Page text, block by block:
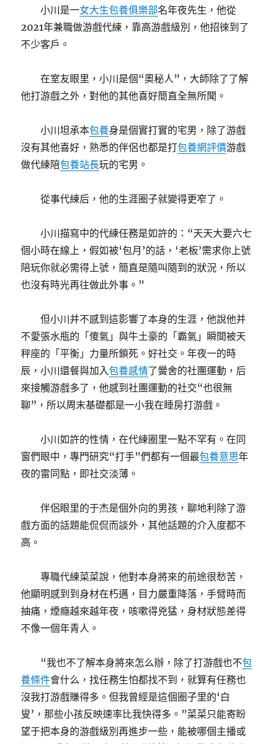
小川是一女大生包養俱樂部名年夜先生，他從
2021年兼職做游戲代練，靠高游戲級別，他招徠到了
不少客戶。
在室友眼里，小川是個“奧秘人”，大師除了了解
他打游戲之外，對他的其他喜好簡直全無所聞。
小川坦承本包養身是個實打實的宅男，除了游戲
沒有其他喜好，熟悉的伴侶也都是打包養網評價游戲
做代練陪包養站長玩的宅男。
從事代練后，他的生涯圈子就變得更窄了。
小川描寫中的代練任務是如許的：“天天大要六七
個小時在線上，假如被‘包月’的話，‘老板’需求你上號
陪玩你就必需得上號，簡直是隨叫隨到的狀況，所以
也沒有時光再往做此外事。”
但小川并不感到這影響了本身的生涯，他說他并
不愛張水瓶的「傻氣」與牛土豪的「霸氣」瞬間被天
秤座的「平衡」力量所鎖死。好社交。年夜一的時
辰，小川還餐與加入包養感情了黌舍的社團運動，后
來接觸游戲多了，他感到社團運動的社交“也很無
聊”，所以周末基礎都是一小我在睡房打游戲。
小川如許的性情，在代練圈里一點不罕有。在同
窗們眼中，專門研究“打手”們都有一個最包養意思年
夜的雷同點，即社交淡薄。
伴侶眼里的于杰是個外向的男孩，聊地利除了游
戲方面的話題能侃侃而談外，其他話題的介入度都不
高。
專職代練菜菜說，他對本身將來的前途很愁苦，
他顯明感到到身材在朽邁，目力嚴重降落，手臂時而
抽痛，煙癮越來越年夜，咳嗽得兇猛，身材狀態差得
不像一個年青人。
“我也不了解本身將來怎么辦，除了打游戲也不包
養條件會什么，找任務生怕都找不到，就算有任務也
沒我打游戲賺得多。但我曾經是這個圈子里的‘白
叟’，那些小孩反映速率比我快得多。”菜菜只能寄盼
望于把本身的游戲級別再進步一些，能被哪個主播或